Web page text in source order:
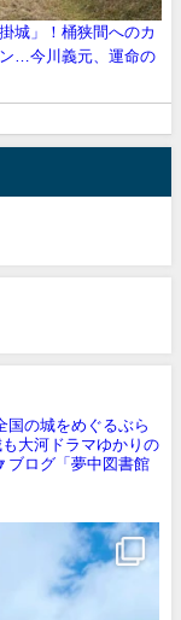
城」！桶狭間へのカ
…今川義元、運命の
国の城をめぐるぶら
も大河ドラマゆかりの
ブログ「夢中図書館